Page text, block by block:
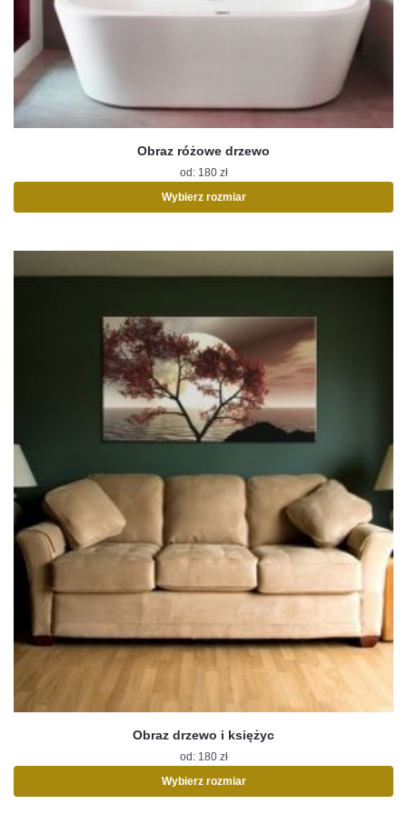
Obraz różowe drzewo
od: 180 zł
Wybierz rozmiar
wiele
można
wybrać
na
stronie
produktu
Obraz drzewo i księżyc
od: 180 zł
Wybierz rozmiar